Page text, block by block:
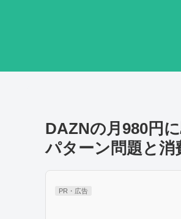
DAZNの月980円
パターン問題と消
PR・広告